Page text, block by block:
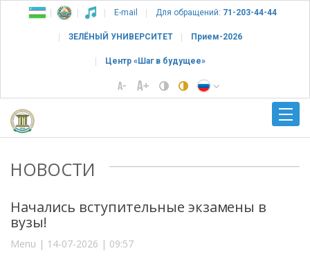
E-mail Для обращений: 71-203-44-44
ЗЕЛЁНЫЙ УНИВЕРСИТЕТ Прием-2026
Центр «Шаг в будущее»
НОВОСТИ
Начались вступительные экзамены в
вузы!
Menu | 14-07-2026 | 09:57